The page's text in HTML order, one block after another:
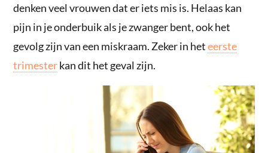
denken veel vrouwen dat er iets mis is. Helaas kan
pijn in je onderbuik als je zwanger bent, ook het
gevolg zijn van een miskraam. Zeker in heteerste
trimesterkan dit het geval zijn.